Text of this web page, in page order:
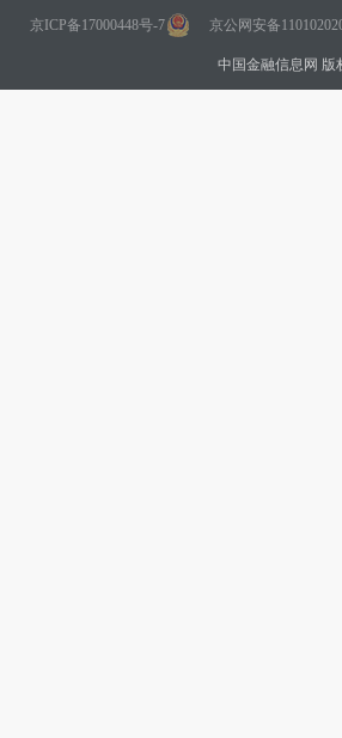
京ICP备17000448号-7 京公网安备
中国金融信息网 版